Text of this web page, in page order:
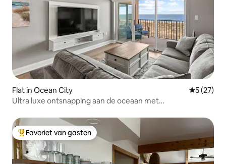
Flat in Ocean City
5 (27)
Ultra luxe ontsnapping aan de oceaan met
Topfavoriet van gasten
Favoriet van gasten